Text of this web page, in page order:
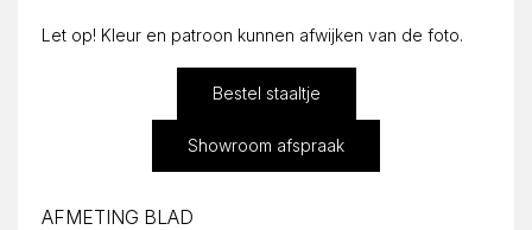
Let op! Kleur en patroon kunnen afwijken van de foto.
Bestel staaltje
Showroom afspraak
AFMETING BLAD